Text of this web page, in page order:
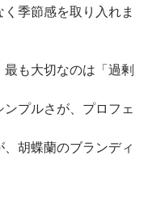
季節感を取り入れま
も大切なのは「過剰
プルさが、プロフェ
胡蝶蘭のブランディ